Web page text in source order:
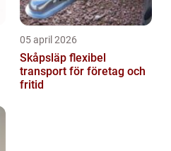
05 april 2026
Skåpsläp flexibel
transport för företag och
fritid